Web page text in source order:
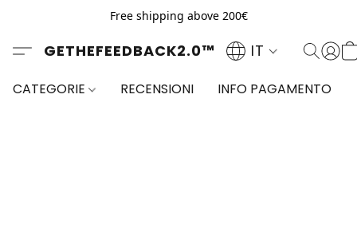
Free shipping above 200€
GETHEFEEDBACK2.0™ IT
CATEGORIE RECENSIONI INFO PAGAMENTO